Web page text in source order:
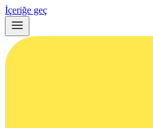
İçeriğe geç